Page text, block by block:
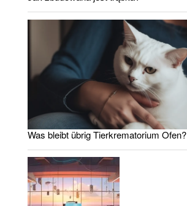
Was bleibt übrig Tierkrematorium Ofen?